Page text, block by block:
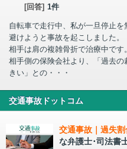
[回答] 1件
自転車で走行中、私が一旦停止
避けようと事故を起こしました。
相手は肩の複雑骨折で治療中です。
相手側の保険会社より、「過去
きい」との・・・
交通事故ドットコム
交通事故｜過失割
な弁護士･司法書